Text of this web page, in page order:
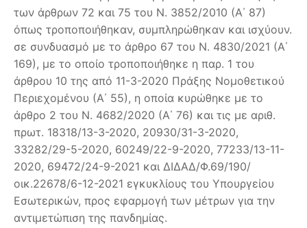
των άρθρων 72 και 75 του Ν. 3852/2010 (Α΄ 87)
όπως τροποποιήθηκαν, συμπληρώθηκαν και ισχύουν.
σε συνδυασμό με το άρθρο 67 του Ν. 4830/2021 (Α΄
169), με το οποίο τροποποιήθηκε η παρ. 1 του
άρθρου 10 της από 11-3-2020 Πράξης Νομοθετικού
Περιεχομένου (Α΄ 55), η οποία κυρώθηκε με το
άρθρο 2 του Ν. 4682/2020 (Α΄ 76) και τις με αριθ.
πρωτ. 18318/13-3-2020, 20930/31-3-2020,
33282/29-5-2020, 60249/22-9-2020, 77233/13-11-
2020, 69472/24-9-2021 και ΔΙΔΑΔ/Φ.69/190/
οικ.22678/6-12-2021 εγκυκλίους του Υπουργείου
Εσωτερικών, προς εφαρμογή των μέτρων για την
αντιμετώπιση της πανδημίας.